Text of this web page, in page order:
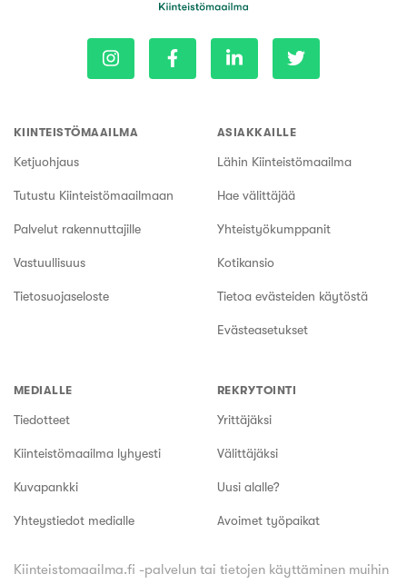
KIINTEISTÖMAAILMA
Ketjuohjaus
Tutustu Kiinteistömaailmaan
Palvelut rakennuttajille
Vastuullisuus
Tietosuojaseloste
ASIAKKAILLE
Lähin Kiinteistömaailma
Hae välittäjää
Yhteistyökumppanit
Kotikansio
Tietoa evästeiden käytöstä
Evästeasetukset
MEDIALLE
Tiedotteet
Kiinteistömaailma lyhyesti
Kuvapankki
Yhteystiedot medialle
REKRYTOINTI
Yrittäjäksi
Välittäjäksi
Uusi alalle?
Avoimet työpaikat
Kiinteistomaailma.fi -palvelun tai tietojen käyttäminen muihin